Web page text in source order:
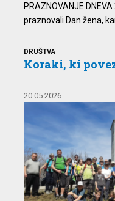
PRAZNOVANJE
praznovali Dan žena,
DRUŠTVA
Koraki, ki
20.05.2026